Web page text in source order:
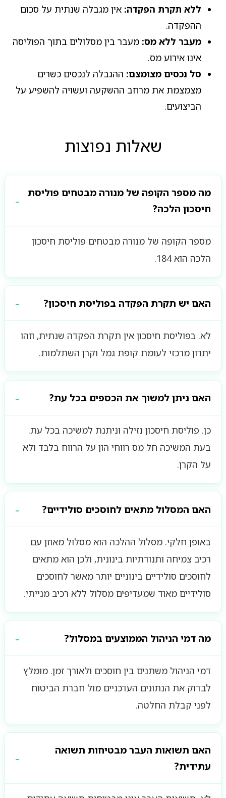
ללא תקרת הפקדה: אין מגבלה שנתית על סכום
ההפקדה.
מעבר ללא מס: מעבר בין מסלולים בתוך הפוליסה
אינו אירוע מס.
סל נכסים מצומצם: ההגבלה לנכסים כשרים
מצמצמת את מרחב ההשקעה ועשויה להשפיע על
הביצועים.
שאלות נפוצות
מה מספר הקופה של מנורה מבטחים פוליסת
חיסכון הלכה?
מספר הקופה של מנורה מבטחים פוליסת חיסכון
הלכה הוא 184.
האם יש תקרת הפקדה בפוליסת חיסכון?
לא. בפוליסת חיסכון אין תקרת הפקדה שנתית, וזהו
יתרון מרכזי לעומת קופת גמל וקרן השתלמות.
האם ניתן למשוך את הכספים בכל עת?
כן. פוליסת חיסכון נזילה וניתנת למשיכה בכל עת.
בעת המשיכה חל מס רווחי הון על הרווח בלבד ולא
על הקרן.
האם המסלול מתאים לחוסכים סולידיים?
באופן חלקי. מסלול ההלכה הוא מסלול מאוזן עם
רכיב צמיחה ותנודתיות בינונית, ולכן הוא מתאים
לחוסכים סולידיים בינוניים יותר מאשר לחוסכים
סולידיים מאוד שמעדיפים מסלול ללא רכיב מנייתי.
מה דמי הניהול הממוצעים במסלול?
דמי הניהול משתנים בין חוסכים ולאורך זמן. מומלץ
לבדוק את הנתונים העדכניים מול חברת הביטוח
לפני קבלת החלטה.
האם תשואות העבר מבטיחות תשואה
עתידית?